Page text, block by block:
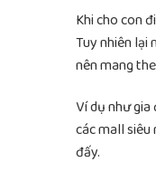
Khi cho con
Tuy nhiên lại
nên mang
Ví dụ như
các mall
đấy.